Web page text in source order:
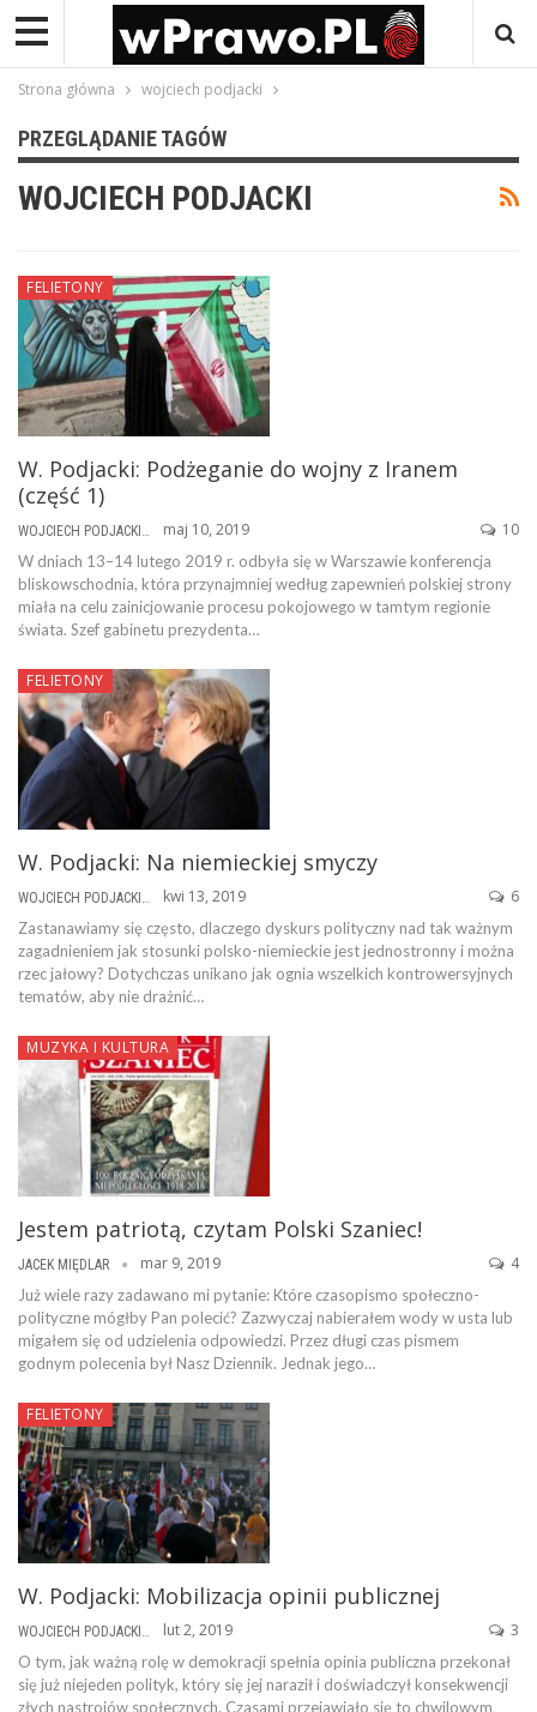
Strona główna wojciech podjacki
PRZEGLĄDANIE TAGÓW
WOJCIECH PODJACKI
FELIETONY
W. Podjacki: Podżeganie do wojny z Iranem
(część 1)
maj 10, 2019 10
W dniach 13–14 lutego 2019 r. odbyła się w Warszawie konferencja
bliskowschodnia, która przynajmniej według zapewnień polskiej strony
miała na celu zainicjowanie procesu pokojowego w tamtym regionie
świata. Szef gabinetu prezydenta…
FELIETONY
W. Podjacki: Na niemieckiej smyczy
WOJCIECH PODJACKI kwi 13, 2019 6
Zastanawiamy się często, dlaczego dyskurs polityczny nad tak ważnym
zagadnieniem jak stosunki polsko-niemieckie jest jednostronny i można
rzec jałowy? Dotychczas unikano jak ognia wszelkich kontrowersyjnych
tematów, aby nie drażnić…
MUZYKA I KULTURA
Jestem patriotą, czytam Polski Szaniec!
JACEK MIĘDLAR mar 9, 2019 4
Już wiele razy zadawano mi pytanie: Które czasopismo społeczno-
polityczne mógłby Pan polecić? Zazwyczaj nabierałem wody w usta lub
migałem się od udzielenia odpowiedzi. Przez długi czas pismem
godnym polecenia był Nasz Dziennik. Jednak jego…
FELIETONY
W. Podjacki: Mobilizacja opinii publicznej
WOJCIECH PODJACKI lut 2, 2019 3
O tym, jak ważną rolę w demokracji spełnia opinia publiczna przekonał
się już niejeden polityk, który się jej naraził i doświadczył konsekwencji
złych nastrojów społecznych. Czasami przejawiało się to chwilowym